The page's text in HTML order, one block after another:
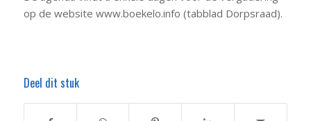
op de website www.boekelo.info (tabblad Dorpsraad).
Deel dit stuk